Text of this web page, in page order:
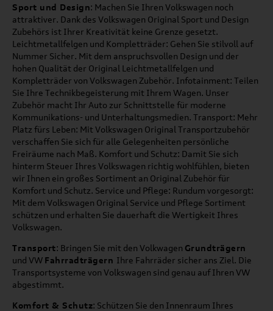
Sport und Design: Machen Sie Ihren Volkswagen noch
attraktiver. Dank des Volkswagen Original Sport und Design
Zubehörs ist Ihrer Kreativität keine Grenze gesetzt.
Leichtmetallfelgen und Kompletträder: Gehen Sie stilvoll auf
Nummer Sicher. Mit dem anspruchsvollen Design und der
hohen Qualität der Original Leichtmetallfelgen und
Kompletträder von Volkswagen Zubehör. Infotainment: Teilen
Sie Ihre Technikbegeisterung mit Ihrem Wagen. Unser
Zubehör macht Ihr Auto zur Schnittstelle für moderne
Kommunikations- und Unterhaltungsmedien. Transport: Mehr
Platz fürs Leben: Mit Volkswagen Original Transportzubehör
verschaffen Sie sich für alle Gelegenheiten persönliche
Freiräume nach Maß. Komfort und Schutz: Damit Sie sich
hinterm Steuer Ihres Volkswagen richtig wohlfühlen, bieten
wir Ihnen ein großes Sortiment an Original Zubehör für
Komfort und Schutz. Service und Pflege: Rundum vorgesorgt:
Mit dem Volkswagen Original Service und Pflege Sortiment
schützen und erhalten Sie dauerhaft die Wertigkeit Ihres
Volkswagen.
Transport: Bringen Sie mit den Volkwagen Grundträgern
und VW Fahrradträgern Ihre Fahrräder sicher ans Ziel. Die
Transportsysteme von Volkswagen sind genau auf Ihren VW
abgestimmt.
Komfort & Schutz: Schützen Sie den Innenraum Ihres